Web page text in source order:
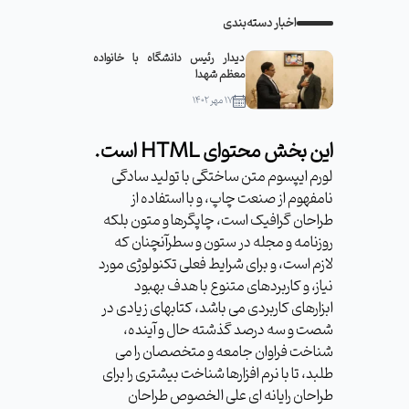
اخبار دسته‌بندی
دیدار رئیس دانشگاه با خانواده
معظم شهدا
۱۷ مهر ۱۴۰۲
این بخش محتوای HTML است.
لورم ایپسوم متن ساختگی با تولید سادگی
نامفهوم از صنعت چاپ، و با استفاده از
طراحان گرافیک است، چاپگرها و متون بلکه
روزنامه و مجله در ستون و سطرآنچنان که
لازم است، و برای شرایط فعلی تکنولوژی مورد
نیاز، و کاربردهای متنوع با هدف بهبود
ابزارهای کاربردی می باشد، کتابهای زیادی در
شصت و سه درصد گذشته حال و آینده،
شناخت فراوان جامعه و متخصصان را می
طلبد، تا با نرم افزارها شناخت بیشتری را برای
طراحان رایانه ای علی الخصوص طراحان